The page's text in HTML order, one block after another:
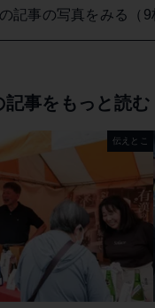
記事の写真をみる（9
記事をもっと読む
伝えとこ